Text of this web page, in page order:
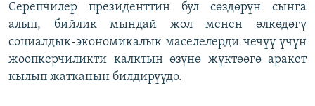
Серепчилер президенттин бул сөздөрүн сынга
алып, бийлик мындай жол менен өлкөдөгү
социалдык-экономикалык маселелерди чечүү үчүн
жоопкерчиликти калктын өзүнө жүктөөгө аракет
кылып жатканын билдирүүдө.